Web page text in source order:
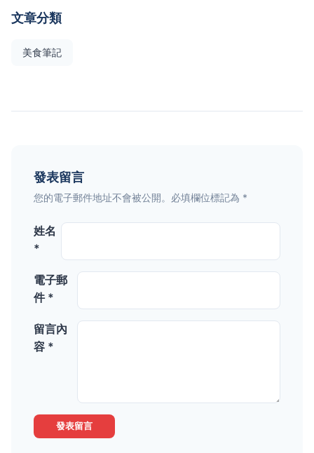
文章分類
美食筆記
發表留言
您的電子郵件地址不會被公開。必填欄位標記為 *
姓名
*
電子郵
件 *
留言內
容 *
發表留言